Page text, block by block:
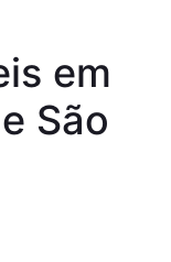
em
São